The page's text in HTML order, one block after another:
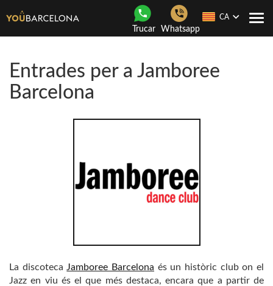
Trucar Whatsapp
CA
Entrades per a Jamboree
Barcelona
La discoteca Jamboree Barcelona és un històric club on el
Jazz en viu és el que més destaca, encara que a partir de